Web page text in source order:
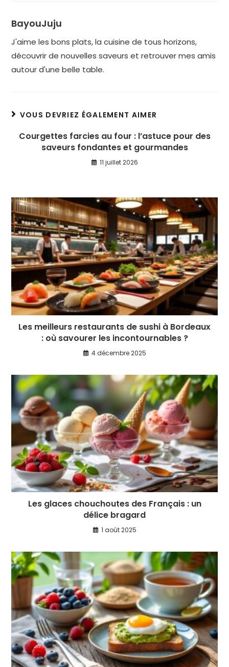
BayouJuju
J'aime les bons plats, la cuisine de tous horizons,
découvrir de nouvelles saveurs et retrouver mes amis
autour d'une belle table.
VOUS DEVRIEZ ÉGALEMENT AIMER
Courgettes farcies au four : l’astuce pour des
saveurs fondantes et gourmandes
11 juillet 2026
Les meilleurs restaurants de sushi à Bordeaux
: où savourer les incontournables ?
4 décembre 2025
Les glaces chouchoutes des Français : un
délice bragard
1 août 2025